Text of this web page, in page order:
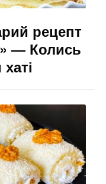
рецепт
— Колись